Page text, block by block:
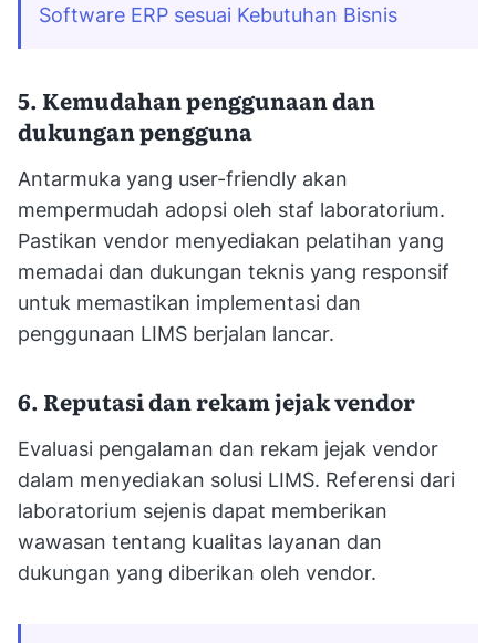
Software ERP sesuai Kebutuhan Bisnis
5. Kemudahan penggunaan dan
dukungan pengguna
Antarmuka yang user-friendly akan
mempermudah adopsi oleh staf laboratorium.
Pastikan vendor menyediakan pelatihan yang
memadai dan dukungan teknis yang responsif
untuk memastikan implementasi dan
penggunaan LIMS berjalan lancar.
6. Reputasi dan rekam jejak vendor
Evaluasi pengalaman dan rekam jejak vendor
dalam menyediakan solusi LIMS. Referensi dari
laboratorium sejenis dapat memberikan
wawasan tentang kualitas layanan dan
dukungan yang diberikan oleh vendor.